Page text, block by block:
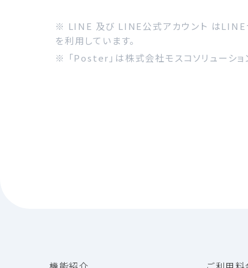
※ LINE 及び LINE公式アカウント は
を利用しています。
※ 「Poster」は株式会社モスコソリューショ